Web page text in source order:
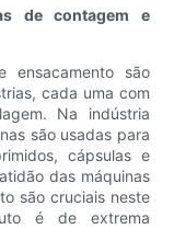
de contagem e
ensacamento são
cada uma com
Na indústria
são usadas para
cápsulas e
das máquinas
são cruciais neste
é de extrema